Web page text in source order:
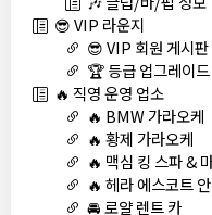
😎 VIP 라운지
😎 VIP 회원 게시판
🏆 등급 업그레이드
🔥 직영 운영 업소
🔥 BMW 가라오케
🔥 황제 가라오케
🔥 맥심 킹 스파 &
🔥 헤라 에스코트
🚘 로얄 렌트 카